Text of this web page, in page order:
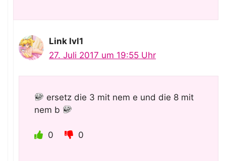
Link lvl1
27. Juli 2017 um 19:55 Uhr
ersetz die 3 mit nem e und die 8 mit
nem b
0 0